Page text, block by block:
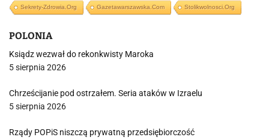
Sekrety-Zdrowia.org Gazetawarszawska.com Stolikwolnosci.org
POLONIA
Ksiądz wezwał do rekonkwisty Maroka
5 sierpnia 2026
Chrześcijanie pod ostrzałem. Seria ataków w Izraelu
5 sierpnia 2026
Rządy POPiS niszczą prywatną przedsiębiorczość